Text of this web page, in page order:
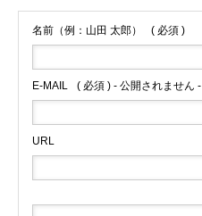
名前（例：山田 太郎） ( 必須 )
E-MAIL ( 必須 ) - 公開されません -
URL